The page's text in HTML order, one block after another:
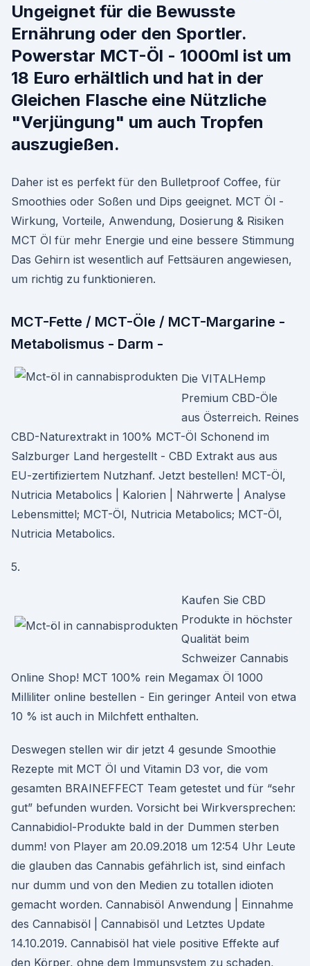
Ungeignet für die Bewusste
Ernährung oder den Sportler.
Powerstar MCT-Öl - 1000ml ist um
18 Euro erhältlich und hat in der
Gleichen Flasche eine Nützliche
"Verjüngung" um auch Tropfen
auszugießen.
Daher ist es perfekt für den Bulletproof Coffee, für
Smoothies oder Soßen und Dips geeignet. MCT Öl -
Wirkung, Vorteile, Anwendung, Dosierung & Risiken
MCT Öl für mehr Energie und eine bessere Stimmung
Das Gehirn ist wesentlich auf Fettsäuren angewiesen,
um richtig zu funktionieren.
MCT-Fette / MCT-Öle / MCT-Margarine -
Metabolismus - Darm -
Die VITALHemp
Premium CBD-Öle
aus Österreich. Reines
CBD-Naturextrakt in 100% MCT-Öl Schonend im
Salzburger Land hergestellt - CBD Extrakt aus aus
EU-zertifiziertem Nutzhanf. Jetzt bestellen! MCT-Öl,
Nutricia Metabolics | Kalorien | Nährwerte | Analyse
Lebensmittel; MCT-Öl, Nutricia Metabolics; MCT-Öl,
Nutricia Metabolics.
5.
Kaufen Sie CBD
Produkte in höchster
Qualität beim
Schweizer Cannabis
Online Shop! MCT 100% rein Megamax Öl 1000
Milliliter online bestellen - Ein geringer Anteil von etwa
10 % ist auch in Milchfett enthalten.
Deswegen stellen wir dir jetzt 4 gesunde Smoothie
Rezepte mit MCT Öl und Vitamin D3 vor, die vom
gesamten BRAINEFFECT Team getestet und für “sehr
gut” befunden wurden. Vorsicht bei Wirkversprechen:
Cannabidiol-Produkte bald in der Dummen sterben
dumm! von Player am 20.09.2018 um 12:54 Uhr Leute
die glauben das Cannabis gefährlich ist, sind einfach
nur dumm und von den Medien zu totallen idioten
gemacht worden. Cannabisöl Anwendung | Einnahme
des Cannabisöl | Cannabisöl und Letztes Update
14.10.2019. Cannabisöl hat viele positive Effekte auf
den Körper, ohne dem Immunsystem zu schaden,